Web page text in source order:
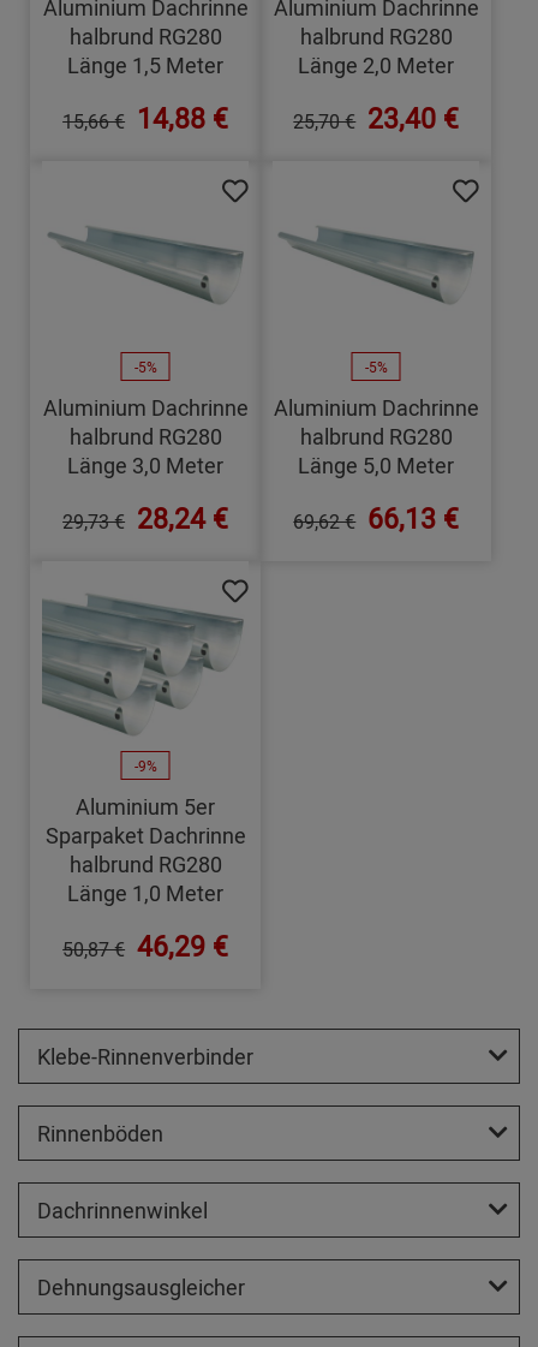
Aluminium Dachrinne
halbrund RG280
Länge 1,5 Meter
15,66 € 14,88 €
Aluminium Dachrinne
halbrund RG280
Länge 2,0 Meter
25,70 € 23,40 €
-5%
Aluminium Dachrinne
halbrund RG280
Länge 3,0 Meter
29,73 € 28,24 €
-5%
Aluminium Dachrinne
halbrund RG280
Länge 5,0 Meter
69,62 € 66,13 €
-9%
Aluminium 5er
Sparpaket Dachrinne
halbrund RG280
Länge 1,0 Meter
50,87 € 46,29 €
Klebe-Rinnenverbinder
Rinnenböden
Dachrinnenwinkel
Dehnungsausgleicher